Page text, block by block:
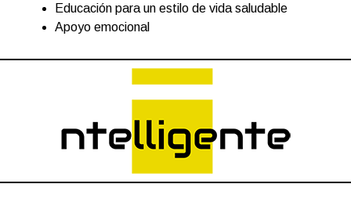
Educación para un estilo de vida saludable
Apoyo emocional